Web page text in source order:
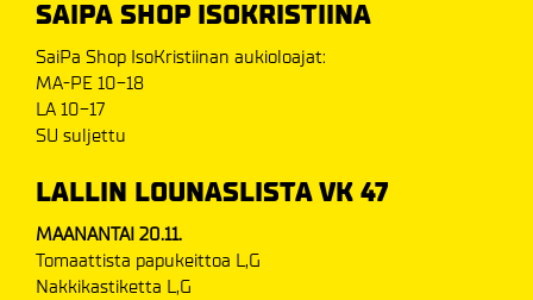
SAIPA SHOP ISOKRISTIINA
SaiPa Shop IsoKristiinan aukioloajat:
MA-PE 10-18
LA 10-17
SU suljettu
LALLIN LOUNASLISTA VK 47
MAANANTAI 20.11.
Tomaattista papukeittoa L,G
Nakkikastiketta L,G